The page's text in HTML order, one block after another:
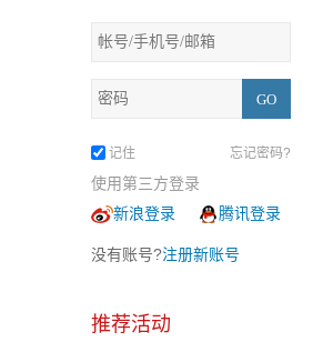
记住 忘记密码?
使用第三方登录
新浪登录
腾讯登录
没有账号?注册新账号
推荐活动